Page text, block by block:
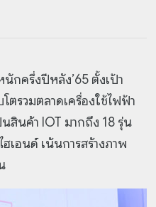
กครึ่งปีหลัง’65 ตั้งเป้า
ตรวมตลาดเครื่องใช้ไฟฟ้า
สินค้า IOT มากถึง 18 รุ่น
เอนด์ เน้นการสร้างภาพ